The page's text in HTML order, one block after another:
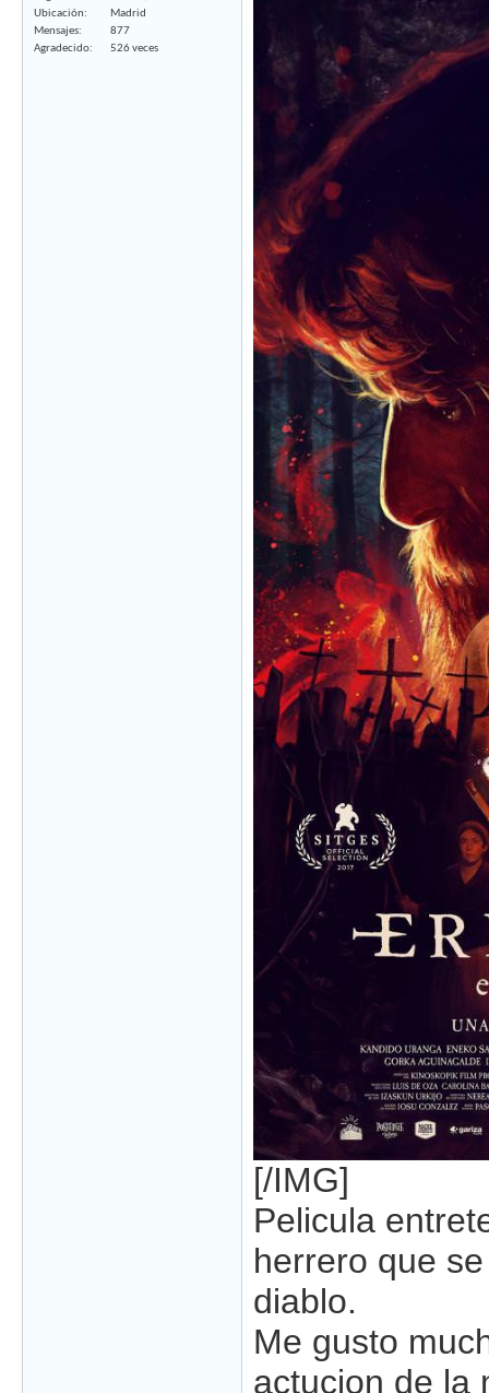
Ubicación
Madrid
Mensajes
877
Agradecido
526 veces
[/IMG]
Pelicula
herrero que
diablo.
Me gusto
actucion de la